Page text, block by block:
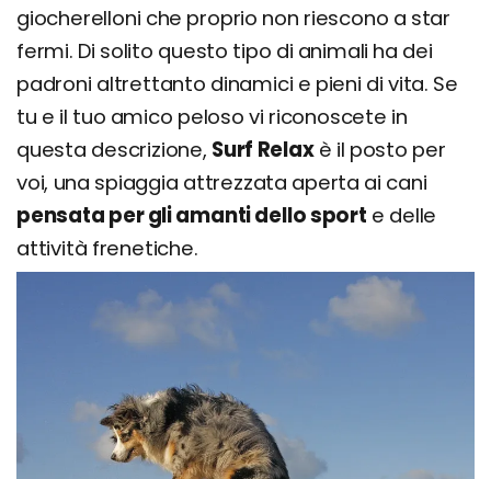
giocherelloni che proprio non riescono a star
fermi. Di solito questo tipo di animali ha dei
padroni altrettanto dinamici e pieni di vita. Se
tu e il tuo amico peloso vi riconoscete in
questa descrizione, Surf Relaxè il posto per
voi, una spiaggia attrezzata aperta ai cani
pensata per gli amanti dello sport e delle
attività frenetiche.